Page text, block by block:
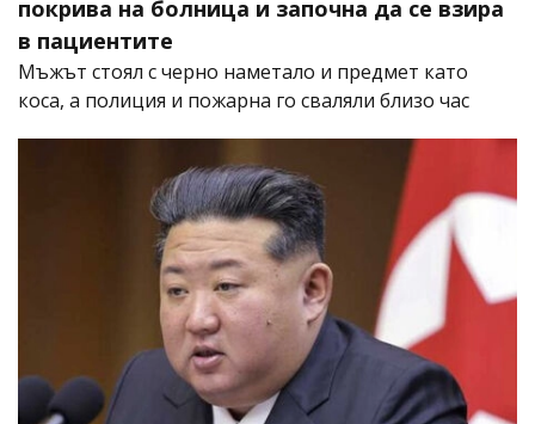
покрива на болница и започна да се взира
в пациентите
Мъжът стоял с черно наметало и предмет като
коса, а полиция и пожарна го сваляли близо час